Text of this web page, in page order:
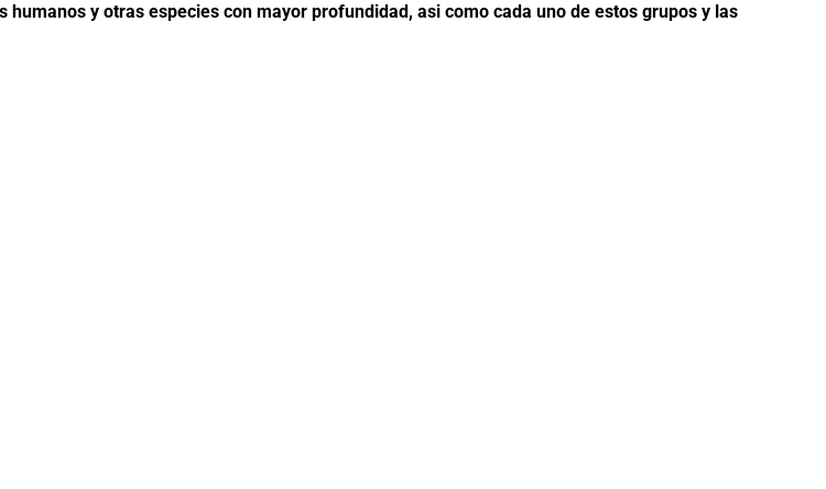
humanos y otras especies con mayor profundidad, asi como cada uno de estos grupos y las